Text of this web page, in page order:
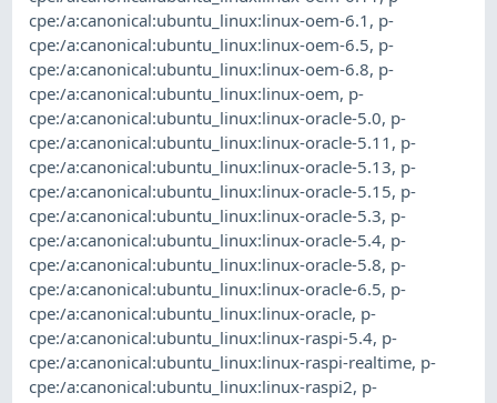
cpe:/a:canonical:ubuntu_linux:linux-oem-6.1 , p-
cpe:/a:canonical:ubuntu_linux:linux-oem-6.5, p-
cpe:/a:canonical:ubuntu_linux:linux-oem-6.8, p-
cpe:/a:canonical:ubuntu_linux:linux-oem, p-
cpe:/a:canonical:ubuntu_linux:linux-oracle-5.0, p-
cpe:/a:canonical:ubuntu_linux:linux-oracle-5.11 , p-
cpe:/a:canonical:ubuntu_linux:linux-oracle-5.13, p-
cpe:/a:canonical:ubuntu_linux:linux-oracle-5.15, p-
cpe:/a:canonical:ubuntu_linux:linux-oracle-5.3, p-
cpe:/a:canonical:ubuntu_linux:linux-oracle-5.4, p-
cpe:/a:canonical:ubuntu_linux:linux-oracle-5.8, p-
cpe:/a:canonical:ubuntu_linux:linux-oracle-6.5, p-
cpe:/a:canonical:ubuntu_linux:linux-oracle, p-
cpe:/a:canonical:ubuntu_linux:linux-raspi-5.4, p-
cpe:/a:canonical:ubuntu_linux:linux-raspi-realtime, p-
cpe:/a:canonical:ubuntu_linux:linux-raspi2, p-